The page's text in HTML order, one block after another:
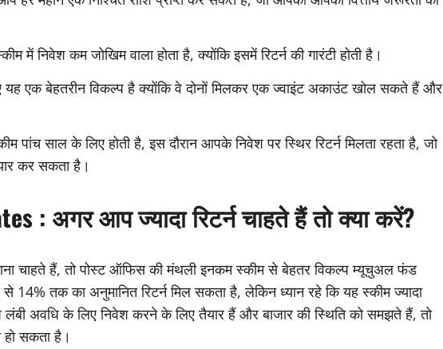
में निवेश कम जोखिम वाला होता है, क्योंकि इसमें रिटर्न की गारंटी होती है।
एक बेहतरीन विकल्प है क्योंकि वे दोनों मिलकर एक ज्वाइंट अकाउंट खोल सकते हैं और
पांच साल के लिए होती है, इस दौरान आपके निवेश पर स्थिर रिटर्न मिलता रहता है, जो
कर सकता है।
: अगर आप ज्यादा रिटर्न चाहते हैं तो क्या करें?
चाहते हैं, तो पोस्ट ऑफिस की मंथली इनकम स्कीम से बेहतर विकल्प म्यूचुअल फंड
तक का अनुमानित रिटर्न मिल सकता है, लेकिन ध्यान रहे कि यह स्कीम ज्यादा
अवधि के लिए निवेश करने के लिए तैयार हैं और बाजार की स्थिति को समझते हैं, तो
सकता है।